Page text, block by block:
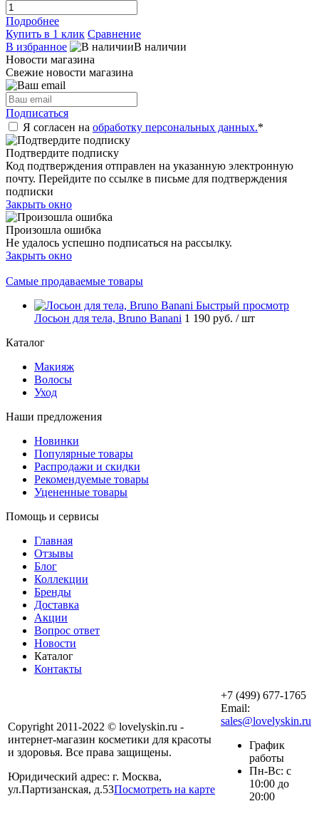
Подробнее
Купить в 1 клик Сравнение
В избранное
В наличии
Новости магазина
Свежие новости магазина
Подписаться
Я согласен на обработку персональных данных.*
Подтвердите подписку
Код подтверждения отправлен на указанную электронную
почту. Перейдите по ссылке в письме для подтверждения
подписки
Закрыть окно
Произошла ошибка
Не удалось успешно подписаться на рассылку.
Закрыть окно
Самые продаваемые товары
Быстрый просмотр
Лосьон для тела, Bruno Banani 1 190 руб. / шт
Каталог
Макияж
Волосы
Уход
Наши предложения
Новинки
Популярные товары
Распродажи и скидки
Рекомендуемые товары
Уцененные товары
Помощь и сервисы
Главная
Отзывы
Блог
Коллекции
Бренды
Доставка
Акции
Вопрос ответ
Новости
Каталог
Контакты
Copyright 2011-2022 © lovelyskin.ru -
интернет-магазин косметики для красоты
и здоровья. Все права защищены.
Юридический адрес: г. Москва,
ул.Партизанская, д.53Посмотреть на карте
+7 (499) 677-1765
Email:
sales@lovelyskin.ru
График
работы
Пн-Вс: с
10:00 до
20:00